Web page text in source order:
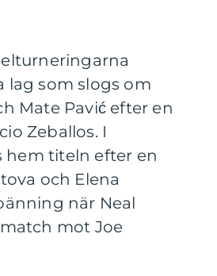
lag som slogs om
Mate Pavić efter en
Zeballos. I
hem titeln efter en
och Elena
när Neal
mot Joe